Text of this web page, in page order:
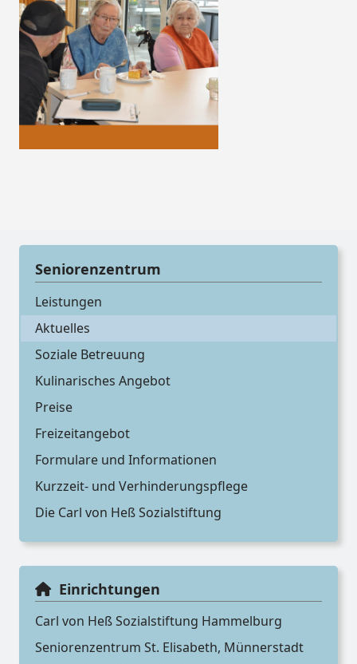
Seniorenzentrum
Leistungen
Aktuelles
Soziale Betreuung
Kulinarisches Angebot
Preise
Freizeitangebot
Formulare und Informationen
Kurzzeit- und Verhinderungspflege
Die Carl von Heß Sozialstiftung
Einrichtungen
Carl von Heß Sozialstiftung Hammelburg
Seniorenzentrum St. Elisabeth, Münnerstadt